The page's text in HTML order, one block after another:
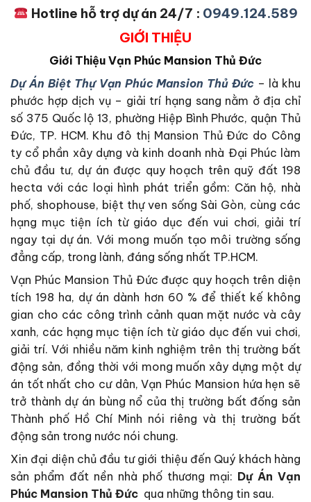
Hotline hỗ trợ dự án 24/7 : 0949.124.589
GIỚI THIỆU
Giới Thiệu Vạn Phúc Mansion Thủ Đức
Dự Án Biệt Thự Vạn Phúc Mansion Thủ Đức – là khu
phước hợp dịch vụ – giải trí hạng sang nằm ở địa chỉ
số 375 Quốc lộ 13, phường Hiệp Bình Phước, quận Thủ
Đức, TP. HCM. Khu đô thị Mansion Thủ Đức do Công
ty cổ phần xây dựng và kinh doanh nhà Đại Phúc làm
chủ đầu tư, dự án được quy hoạch trên quỹ đất 198
hecta với các loại hình phát triển gồm: Căn hộ, nhà
phố, shophouse, biệt thự ven sống Sài Gòn, cùng các
hạng mục tiện ích từ giáo dục đến vui chơi, giải trí
ngay tại dự án. Với mong muốn tạo môi trường sống
đẳng cấp, trong lành, đáng sống nhất TP.HCM.
Vạn Phúc Mansion Thủ Đức được quy hoạch trên diện
tích 198 ha, dự án dành hơn 60 % để thiết kế không
gian cho các công trình cảnh quan mặt nước và cây
xanh, các hạng mục tiện ích từ giáo dục đến vui chơi,
giải trí. Với nhiều năm kinh nghiệm trên thị trường bất
động sản, đồng thời với mong muốn xây dựng một dự
án tốt nhất cho cư dân, Vạn Phúc Mansion hứa hẹn sẽ
trở thành dự án bùng nổ của thị trường bất đống sản
Thành phố Hồ Chí Minh nói riêng và thị trường bất
động sản trong nước nói chung.
Xin đại diện chủ đầu tư giới thiệu đến Quý khách hàng
sản phẩm đất nền nhà phố thương mại: Dự Án Vạn
Phúc Mansion Thủ Đức qua những thông tin sau.